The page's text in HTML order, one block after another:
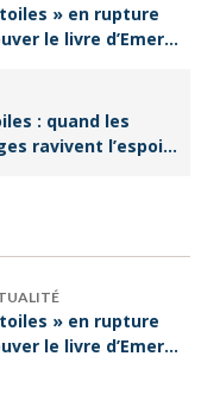
» en rupture
le livre d’Emeric
: quand les
ravivent l’espoir
» en rupture
le livre d’Emeric